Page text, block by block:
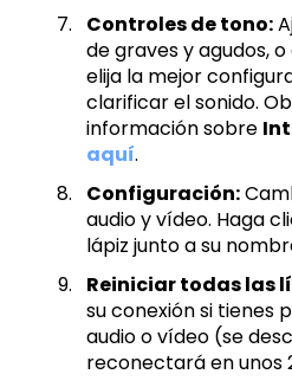
Controles de tono:
de graves y agudos,
elija la mejor
clarificar el sonido.
información sobre
aquí.
Configuración:
audio y vídeo. Haga
lápiz junto a su
Reiniciar todas las
su conexión si tienes
audio o vídeo (se
reconectará en unos